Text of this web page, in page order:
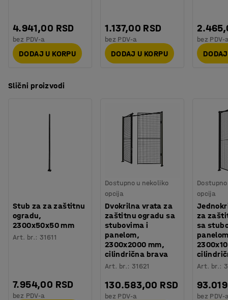
4.941,00 RSD
bez PDV-a
DODAJ U KORPU
1.137,00 RSD
bez PDV-a
DODAJ U KORPU
bez PDV-
Slični proizvodi
Stub za za zaštitnu
ogradu,
2300x50x50 mm
Art. br.:31611
7.954,00 RSD
bez PDV-a
Dostupno u nekoliko
opcija
Dvokrilna vrata za
zaštitnu ogradu sa
stubovima i
panelom,
2300x2000 mm,
cilindrična brava
Art. br.: 31621
130.583,00 RSD
bez PDV-a
opcija
za
sa
Art. br.:
bez PDV-